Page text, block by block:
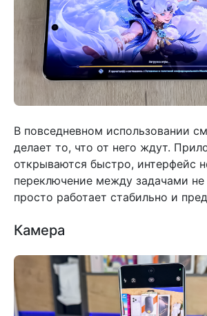
В повседневном использовании
делает то, что от него ждут.
открываются быстро, интерфейс
переключение между задачами не
просто работает стабильно и
Камера